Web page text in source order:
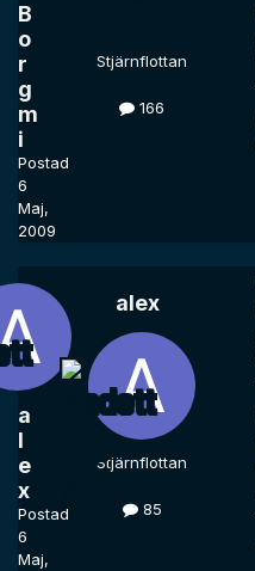
B
o
r
g
m
i
Postad
6
Maj,
2009
Stjärnflottan
166
a
l
e
x
Postad
6
Maj,
alex
Stjärnflottan
85